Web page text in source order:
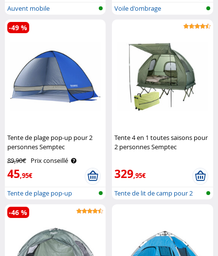
Auvent mobile Voile d'ombrage
Tente de plage pop-up pour 2
personnes Semptec
89,90€ Prix conseillé
45,95€
-49 %
Tente de plage pop-up
Tente 4 en 1 toutes saisons pour
2 personnes Semptec
329,95€
Tente de lit de camp pour 2
-46 %